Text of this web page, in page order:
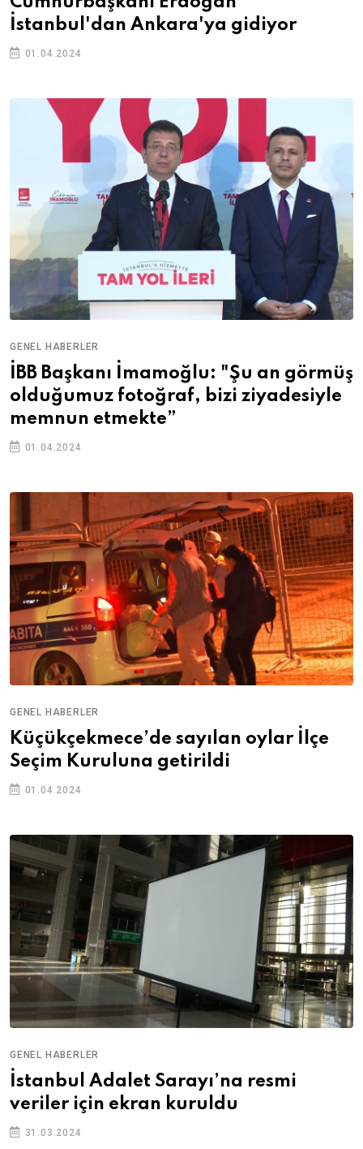
İstanbul'dan Ankara'ya gidiyor
01.04.2024
GENEL HABERLER
İBB Başkanı İmamoğlu: "Şu an görmüş
olduğumuz fotoğraf, bizi ziyadesiyle
memnun etmekte”
01.04.2024
GENEL HABERLER
Küçükçekmece’de sayılan oylar İlçe
Seçim Kuruluna getirildi
01.04.2024
GENEL HABERLER
İstanbul Adalet Sarayı’na resmi
veriler için ekran kuruldu
31.03.2024